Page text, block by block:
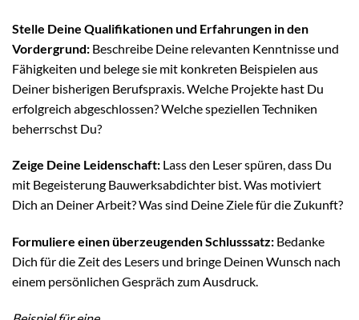
Stelle Deine Qualifikationen und Erfahrungen in den
Vordergrund: Beschreibe Deine relevanten Kenntnisse und
Fähigkeiten und belege sie mit konkreten Beispielen aus
Deiner bisherigen Berufspraxis. Welche Projekte hast Du
erfolgreich abgeschlossen? Welche speziellen Techniken
beherrschst Du?
Zeige Deine Leidenschaft: Lass den Leser spüren, dass Du
mit Begeisterung Bauwerksabdichter bist. Was motiviert
Dich an Deiner Arbeit? Was sind Deine Ziele für die Zukunft?
Formuliere einen überzeugenden Schlusssatz: Bedanke
Dich für die Zeit des Lesers und bringe Deinen Wunsch nach
einem persönlichen Gespräch zum Ausdruck.